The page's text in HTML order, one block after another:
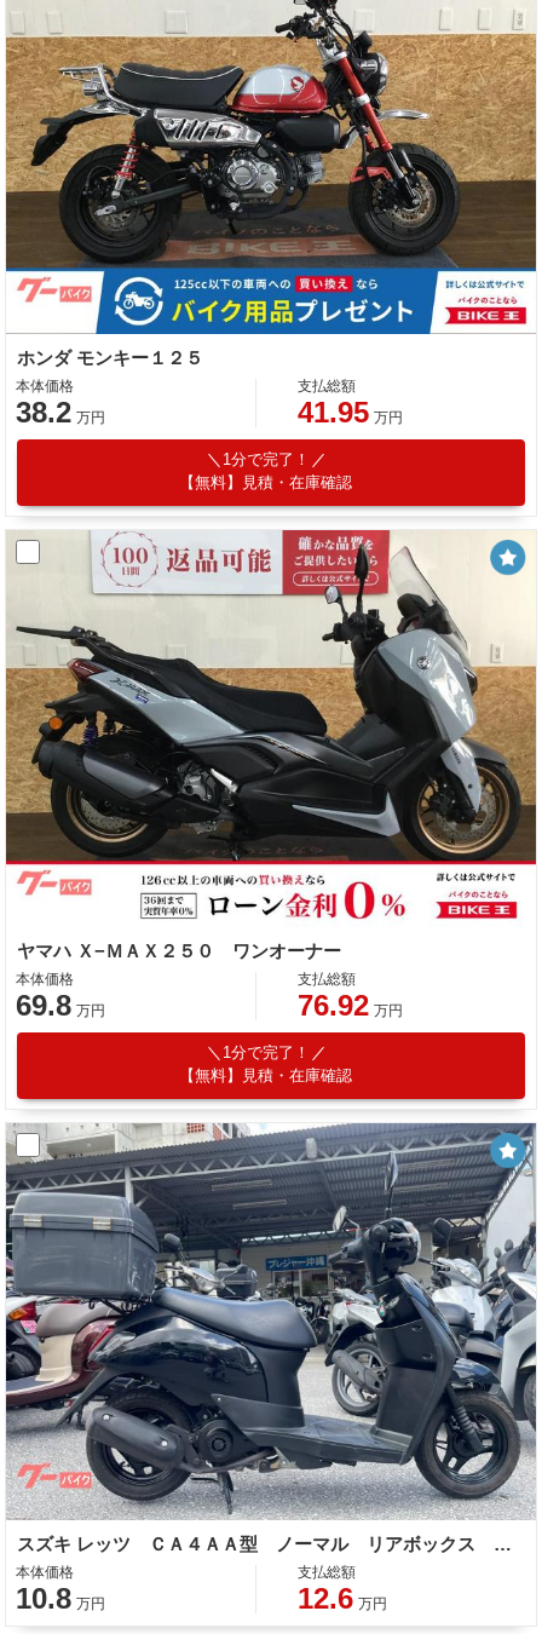
ホンダ モンキー１２５
本体価格
38.2 万円
支払総額
41.95 万円
1分で完了！
【無料】見積・在庫確認
ヤマハ Ｘ−ＭＡＸ２５０ ワンオーナー
本体価格
69.8 万円
支払総額
76.92 万円
1分で完了！
【無料】見積・在庫確認
スズキ レッツ ＣＡ４ＡＡ型 ノーマル リアボックス 整備 保証 自賠責保険
本体価格
10.8 万円
支払総額
12.6 万円